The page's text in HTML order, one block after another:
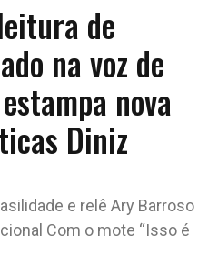
de
na voz de
nova
Diniz
e relê Ary Barroso
Com o mote “Isso é